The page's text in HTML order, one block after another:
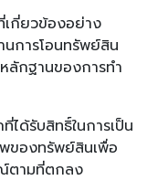
เกี่ยวข้องอย่าง
การโอนทรัพย์สิน
หลักฐานของการทำ
ได้รับสิทธิ์ในการเป็น
ของทรัพย์สินเพื่อ
ตามที่ตกลง